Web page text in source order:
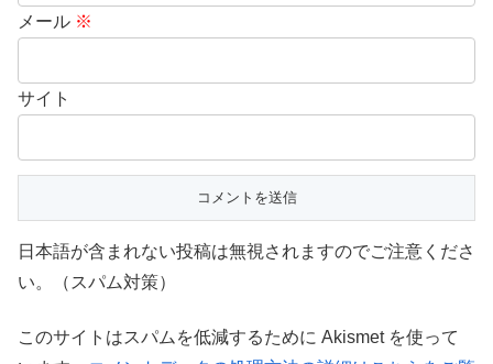
メール ※
サイト
日本語が含まれない投稿は無視されますのでご注意くださ
い。（スパム対策）
このサイトはスパムを低減するために Akismet を使って